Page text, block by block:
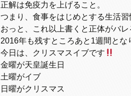
正解は免疫力を上げること。
つまり、食事をはじめとする生活習
おっと、これ以上書くと正体がバ
2016年も残すところあと1週間とな
今日は、クリスマスイブです
金曜が天皇誕生日
土曜がイブ
日曜がクリスマス